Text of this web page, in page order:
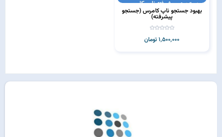
بهبود جستجو ناپ کامرس (جستجو
پیشرفته)
1,500,000 تومان